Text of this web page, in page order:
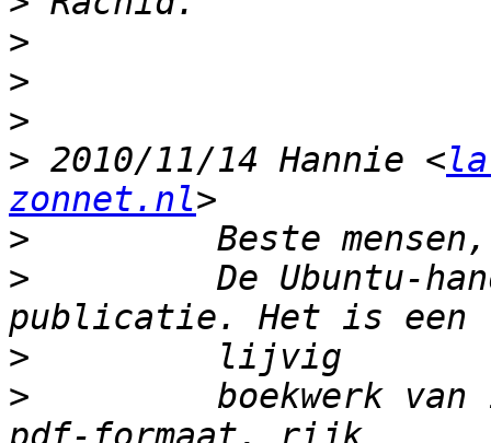
>
>
>
> 2010/11/14 Hannie <
zonnet.nl
>
>
De Ubuntu-
>
>
boekwerk van